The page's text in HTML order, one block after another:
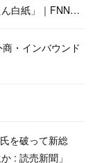
白紙」｜FNN…
・インバウンド
を破って新総
: 読売新聞」